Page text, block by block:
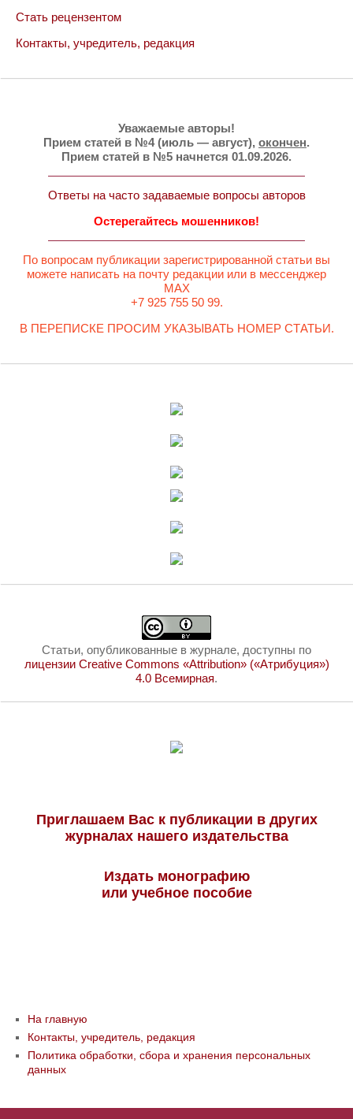
Стать рецензентом
Контакты, учредитель, редакция
Уважаемые авторы!
Прием статей в №4 (июль — август), окончен.
Прием статей в №5 начнется 01.09.2026.
Ответы на часто задаваемые вопросы авторов
Остерегайтесь мошенников!
По вопросам публикации зарегистрированной статьи вы
можете написать на почту редакции или в мессенджер
MAX
+7 925 755 50 99.
В ПЕРЕПИСКЕ ПРОСИМ УКАЗЫВАТЬ НОМЕР СТАТЬИ.
Статьи, опубликованные в журнале, доступны по
лицензии Creative Commons «Attribution» («Атрибуция»)
4.0 Всемирная.
Приглашаем Вас к публикации в других
журналах нашего издательства
Издать монографию
или учебное пособие
На главную
Контакты, учредитель, редакция
Политика обработки, сбора и хранения персональных
данных